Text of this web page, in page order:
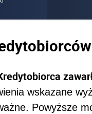
wskazane
Powyższe